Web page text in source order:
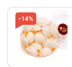
-14%